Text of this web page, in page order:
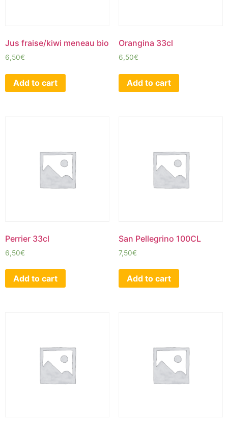
Jus fraise/kiwi meneau bio
6,50€
Add to cart
Orangina 33cl
6,50€
Add to cart
Perrier 33cl
6,50€
Add to cart
San Pellegrino 100CL
7,50€
Add to cart